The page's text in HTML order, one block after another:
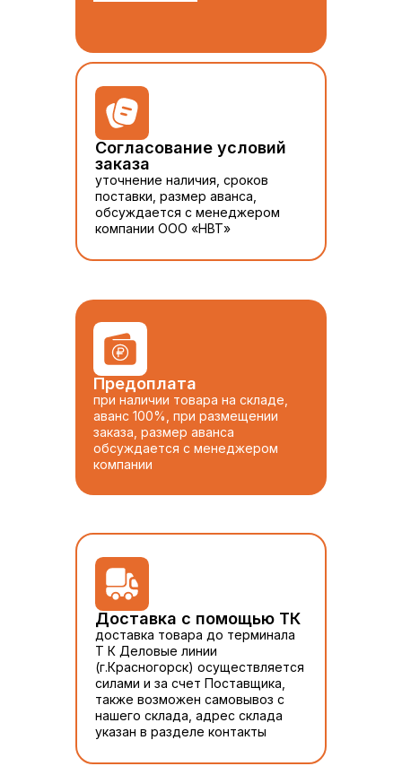
Предоплата
при наличии товара на складе,
аванс 100%, при размещении
заказа, размер аванса
обсуждается с менеджером
компании
Доставка с помощью ТК
доставка товара до терминала
Т К Деловые линии
(г.Красногорск) осуществляется
силами и за счет Поставщика,
также возможен самовывоз с
нашего склада, адрес склада
указан в разделе контакты
Согласование условий
заказа
уточнение наличия, сроков
поставки, размер аванса,
обсуждается с менеджером
компании ООО «НВТ»